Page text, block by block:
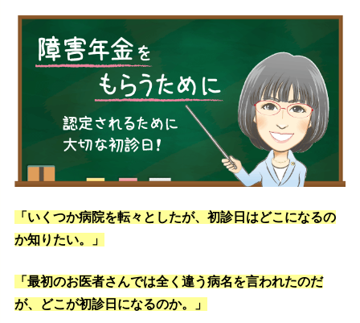
「いくつか病院を転々としたが、初診日はどこになるの
か知りたい。」
「最初のお医者さんでは全く違う病名を言われたのだ
が、どこが初診日になるのか。」